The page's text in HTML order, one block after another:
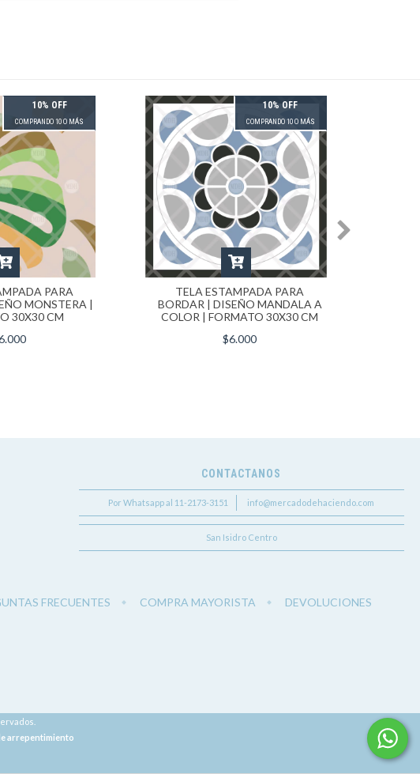
10% OFF
COMPRANDO 10 O MÁS
PARA
MONSTERA |
30X30 CM
10% OFF
COMPRANDO 10 O MÁS
TELA ESTAMPADA PARA
BORDAR | DISEÑO MANDALA A
COLOR | FORMATO 30X30 CM
$6.000
CONTACTANOS
Por Whatsapp al 11-2173-3151 info@mercadodehaciendo.com
San Isidro Centro
FRECUENTES COMPRA MAYORISTA DEVOLUCIONES
arrepentimiento